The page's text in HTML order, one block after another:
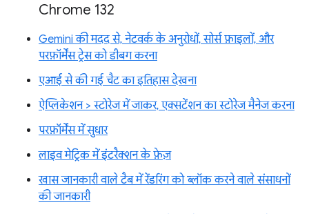
Chrome 132
Gemini की मदद से, नेटवर्क के अनुरोधों, सोर्स फ़ाइलों, और
परफ़ॉर्मेंस ट्रेस को डीबग करना
एआई से की गई चैट का इतिहास देखना
ऐप्लिकेशन > स्टोरेज में जाकर, एक्सटेंशन का स्टोरेज मैनेज करना
परफ़ॉर्मेंस में सुधार
लाइव मेट्रिक में इंटरैक्शन के फ़ेज़
खास जानकारी वाले टैब में रेंडरिंग को ब्लॉक करने वाले संसाधनों
की जानकारी